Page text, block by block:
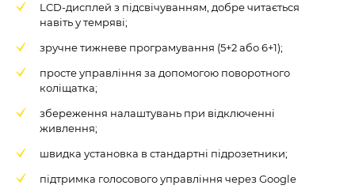
LCD-дисплей з підсвічуванням, добре читається
навіть у темряві;
зручне тижневе програмування (5+2 або 6+1);
просте управління за допомогою поворотного
коліщатка;
збереження налаштувань при відключенні
живлення;
швидка установка в стандартні підрозетники;
підтримка голосового управління через Google